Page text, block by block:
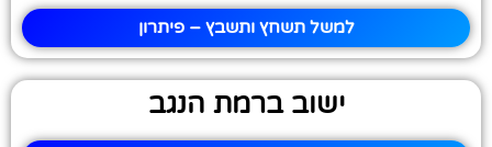
למשל תשחץ ותשבץ – פיתרון
ישוב ברמת הנגב